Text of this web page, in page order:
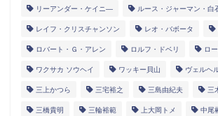
リーアンダー・ケイニ― ルース・ジャーマン・白
レイフ・クリスチャンソン レオ・バボータ
ロバート・Ｇ・アレン ロルフ・ドベリ ロ
ワクサカ ソウヘイ ワッキー貝山 ヴェルヘ
三上かつら 三宅裕之 三島由紀夫 三
三橋貴明 三輪裕範 上大岡トメ 中尾